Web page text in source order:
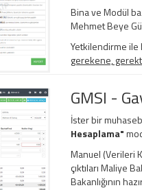
Bina ve Modül
Mehmet Beye
Yetkilendirme ile
gerekene,
GMSI -
İster bir
Hesaplama"
Manuel (Verileri
çıktıları Maliye
Bakanlığının